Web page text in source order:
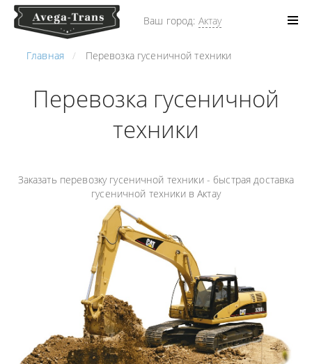
Ваш город: Актау
Главная Перевозка гусеничной техники
Перевозка гусеничной
техники
Заказать перевозку гусеничной техники - быстрая доставка
гусеничной техники в Актау